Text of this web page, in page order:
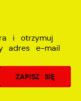
i otrzymuj
adres e-mail